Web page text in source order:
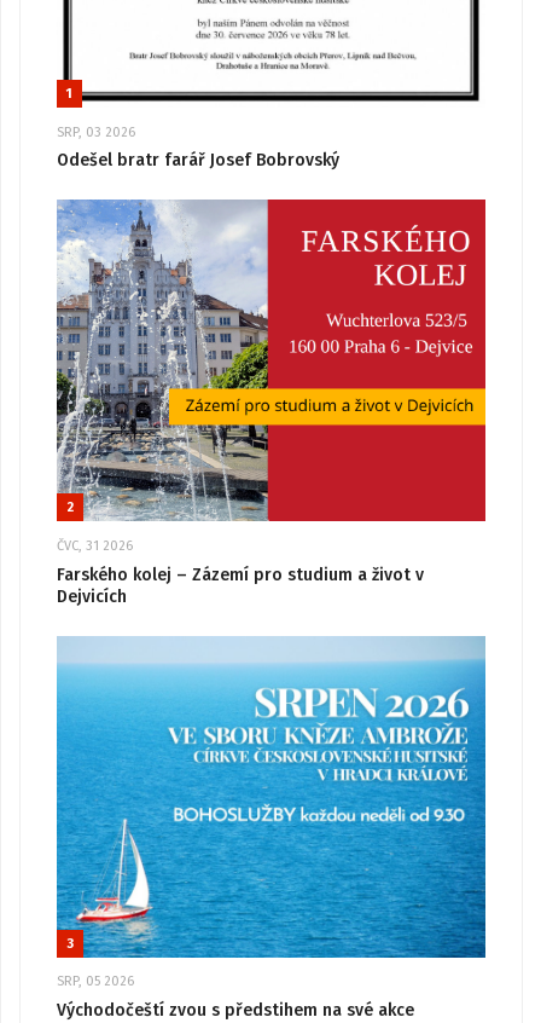
1
SRP, 03 2026
Odešel bratr farář Josef Bobrovský
2
ČVC, 31 2026
Farského kolej – Zázemí pro studium a život v
Dejvicích
3
SRP, 05 2026
Východočeští zvou s předstihem na své akce